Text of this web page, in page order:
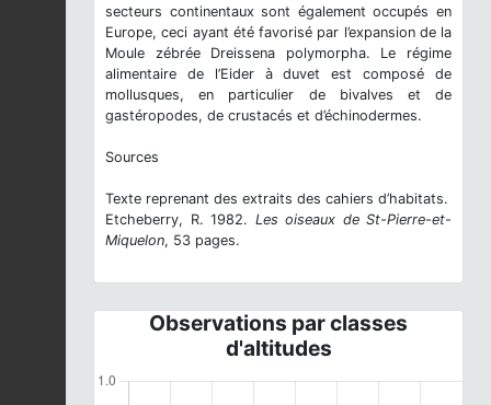
secteurs continentaux sont également occupés en
Europe, ceci ayant été favorisé par l’expansion de la
Moule zébrée Dreissena polymorpha. Le régime
alimentaire de l’Eider à duvet est composé de
mollusques, en particulier de bivalves et de
gastéropodes, de crustacés et d’échinodermes.
Sources
Texte reprenant des extraits des cahiers d’habitats.
Etcheberry, R. 1982. Les oiseaux de St-Pierre-et-
Miquelon, 53 pages.
Observations par classes
d'altitudes